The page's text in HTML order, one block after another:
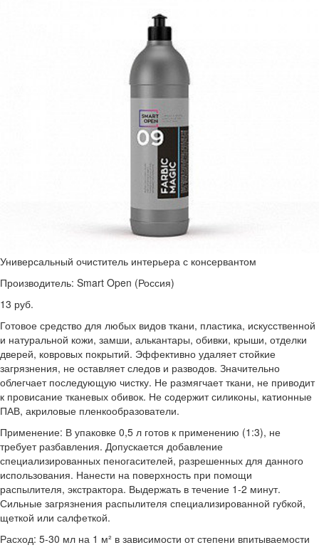
Универсальный очиститель интерьера с консервантом
Производитель: Smart Open (Россия)
13 руб.
Готовое средство для любых видов ткани, пластика, искусственной
и натуральной кожи, замши, алькантары, обивки, крыши, отделки
дверей, ковровых покрытий. Эффективно удаляет стойкие
загрязнения, не оставляет следов и разводов. Значительно
облегчает последующую чистку. Не размягчает ткани, не приводит
к провисание тканевых обивок. Не содержит силиконы, катионные
ПАВ, акриловые пленкообразователи.
Применение: В упаковке 0,5 л готов к применению (1:3), не
требует разбавления. Допускается добавление
специализированных пеногасителей, разрешенных для данного
использования. Нанести на поверхность при помощи
распылителя, экстрактора. Выдержать в течение 1-2 минут.
Сильные загрязнения распылителя специализированной губкой,
щеткой или салфеткой.
Расход: 5-30 мл на 1 м² в зависимости от степени впитываемости